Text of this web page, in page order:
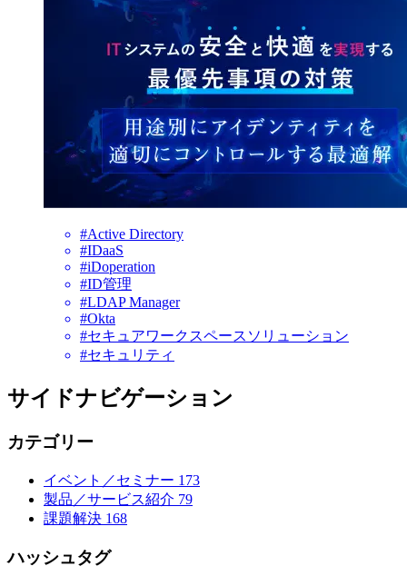
#Active Directory
#IDaaS
#iDoperation
#ID管理
#LDAP Manager
#Okta
#セキュアワークスペースソリューション
#セキュリティ
サイドナビゲーション
カテゴリー
イベント／セミナー 173
製品／サービス紹介 79
課題解決 168
ハッシュタグ